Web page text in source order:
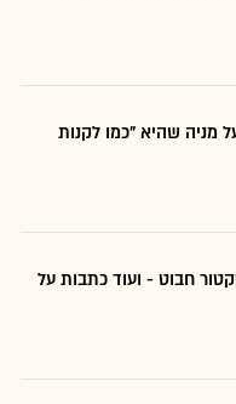
מניה שהיא "כמו לקנות
חבוט - ועוד כתבות על